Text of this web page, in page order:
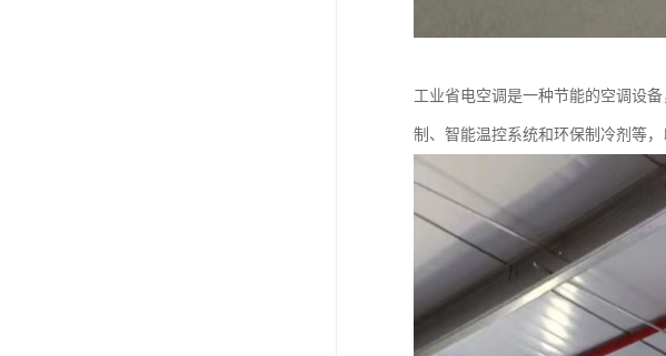
工业省电空调是一种节能的空调设
制、智能温控系统和环保制冷剂等，